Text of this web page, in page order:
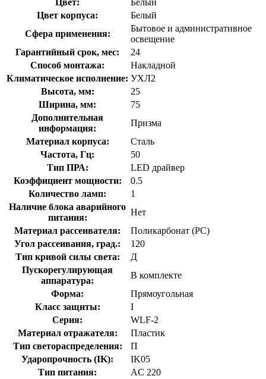
Цвет корпуса:
Белый
Сфера применения:
Бытовое и административное
освещение
Гарантийный срок, мес:
24
Способ монтажа:
Накладной
Климатическое исполнение: УХЛ2
Высота, мм:
25
Ширина, мм:
75
Дополнительная
информация:
Призма
Материал корпуса:
Сталь
Частота, Гц:
50
Тип ПРА:
LED драйвер
Коэффициент мощности:
0.5
Количество ламп:
1
Наличие блока аварийного
питания:
Нет
Материал рассеивателя:
Поликарбонат (PC)
Угол рассеивания, град.:
120
Тип кривой силы света:
Д
Пускорегулирующая
аппаратура:
В комплекте
Форма:
Прямоугольная
Класс защиты:
I
Серия:
WLF-2
Материал отражателя:
Пластик
Тип светораспределения:
П
Ударопрочность (IK):
IK05
Тип питания:
AC 220